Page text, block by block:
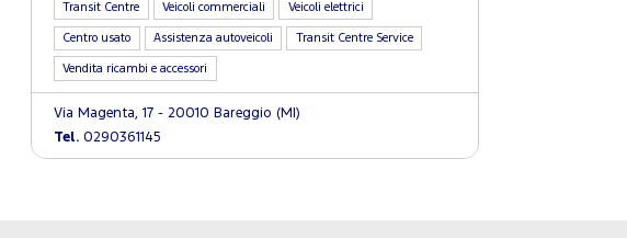
Transit Centre Veicoli commerciali Veicoli elettrici
Centro usato Assistenza autoveicoli Transit Centre Service
Vendita ricambi e accessori
Via Magenta, 17 - 20010 Bareggio (MI)
Tel. 0290361145